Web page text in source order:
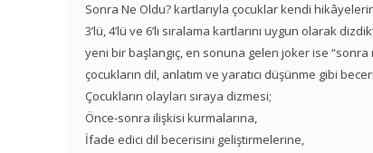
Sonra Ne Oldu? kartlarıyla çocuklar kendi
3’lü, 4’lü ve 6’lı sıralama kartlarını uygun olarak
yeni bir başlangıç, en sonuna gelen joker ise
çocukların dil, anlatım ve yaratıcı düşünme gibi
Çocukların olayları sıraya dizmesi;
Önce-sonra ilişkisi kurmalarına,
İfade edici dil becerisini geliştirmelerine,